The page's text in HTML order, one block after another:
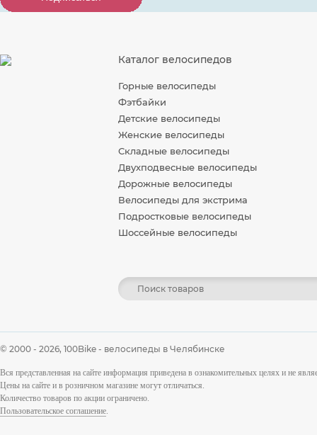
Каталог велосипедов
Горные велосипеды
Фэтбайки
Детские велосипеды
Женские велосипеды
Складные велосипеды
Двухподвесные велосипеды
Дорожные велосипеды
Велосипеды для экстрима
Подростковые велосипеды
Шоссейные велосипеды
© 2000 - 2026, 100Bike - велосипеды в Челябинске
Вся представленная на сайте информация приведена в ознакомительных целях и не
Цены на сайте и в розничном магазине могут отличаться.
Количество товаров по акции ограничено.
Пользовательское соглашение.